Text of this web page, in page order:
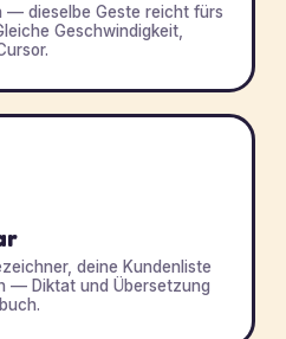
— dieselbe Geste reicht fürs
Geschwindigkeit,
deine Kundenliste
— Diktat und Übersetzung